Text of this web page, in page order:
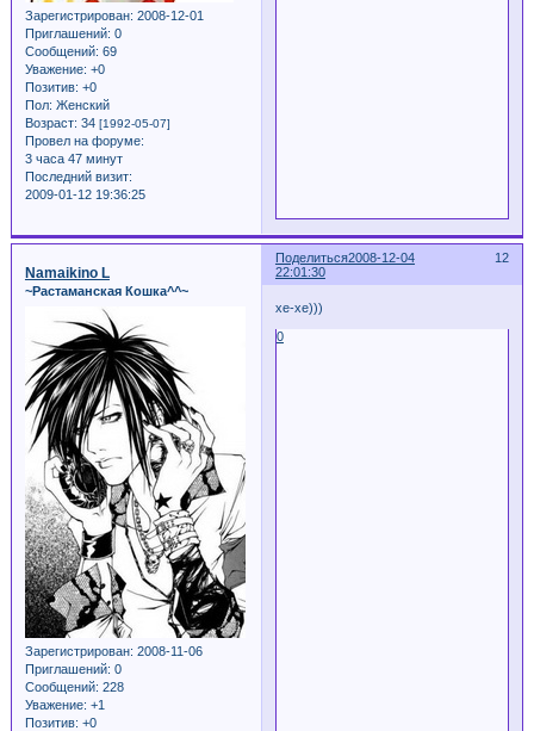
Зарегистрирован: 2008-12-01
Приглашений: 0
Сообщений: 69
Уважение: +0
Позитив: +0
Пол: Женский
Возраст: 34 [1992-05-07]
Провел на форуме:
3 часа 47 минут
Последний визит:
2009-01-12 19:36:25
Поделиться 12
2008-12-04
22:01:30
Namaikino L
~Растаманская Кошка^^~
Зарегистрирован: 2008-11-06
Приглашений: 0
Сообщений: 228
Уважение: +1
Позитив: +0
хе-хе)))
0